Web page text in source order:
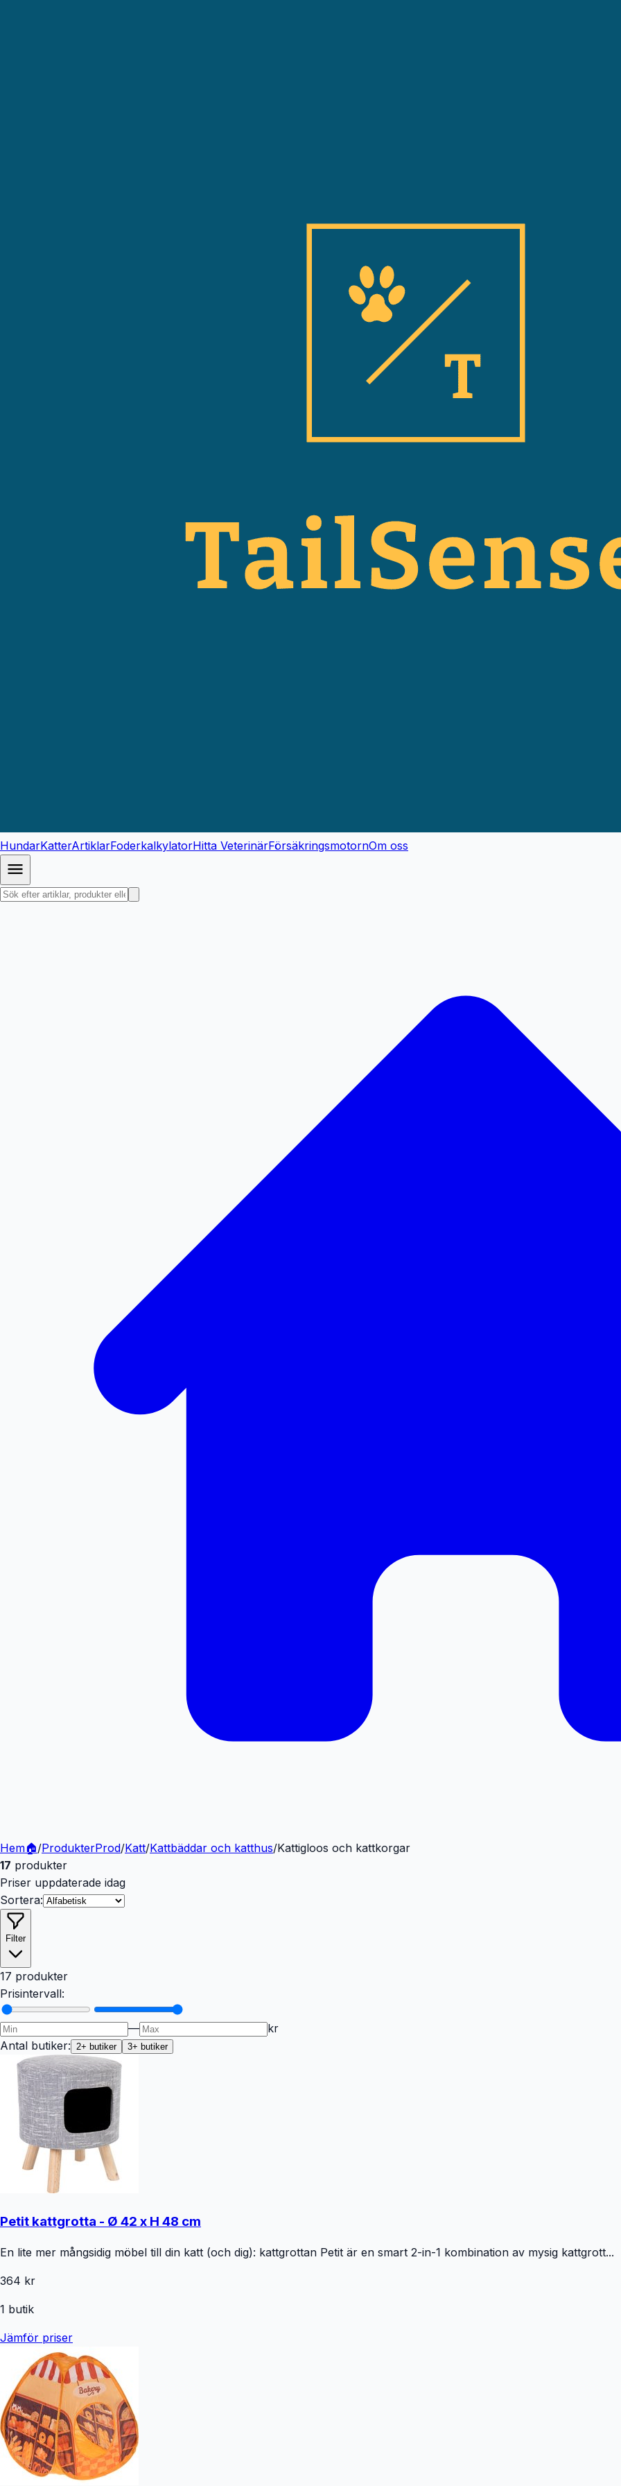
HundarKatterArtiklarFoderkalkylatorHitta VeterinärFörsäkringsmotornOm oss
Hem🏠/ProdukterProd/Katt/Kattbäddar och katthus/Kattigloos och kattkorgar
17 produkter
Priser uppdaterade idag
Sortera:
Filter
17 produkter
Prisintervall:
—
kr
Antal butiker: 2+ butiker 3+ butiker
Petit kattgrotta - Ø 42 x H 48 cm
En lite mer mångsidig möbel till din katt (och dig): kattgrottan Petit är en smart 2-in-1 kombination av mysig kattgrott...
364 kr
1 butik
Jämför priser